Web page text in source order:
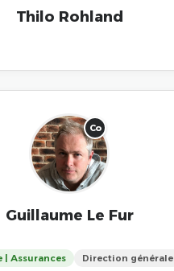
Thilo Rohland
Co
Guillaume Le Fur
| Assurances Direction générale